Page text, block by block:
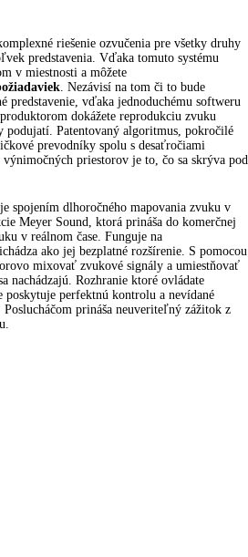
riešenie ozvučenia pre všetky druhy
predstavenia. Vďaka tomuto systému
v miestnosti a môžete
. Nezávisí na tom či to bude
predstavenie, vďaka jednoduchému softweru
dokážete reprodukciu zvuku
podujatí. Patentovaný algoritmus, pokročilé
prevodníky spolu s desaťročiami
priestorov je to, čo sa skrýva pod
je spojením dlhoročného mapovania zvuku v
Meyer Sound, ktorá prináša do komerčnej
v reálnom čase. Funguje na
ako jej bezplatné rozšírenie. S pomocou
mixovať zvukové signály a umiestňovať
nachádzajú. Rozhranie ktoré ovládate
poskytuje perfektnú kontrolu a nevídané
prináša neuveriteľný zážitok z